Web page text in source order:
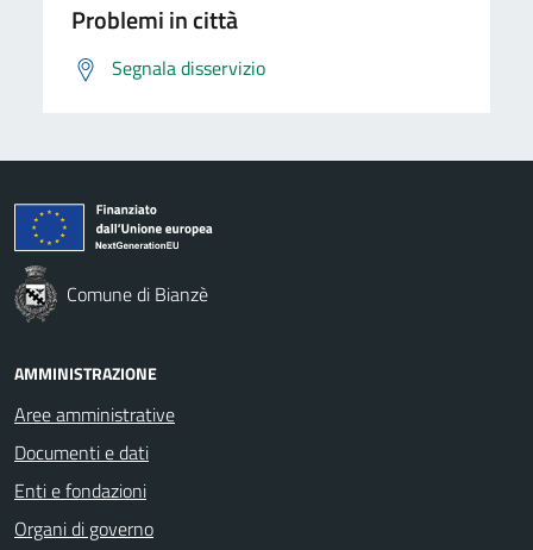
Problemi in città
Segnala disservizio
Comune di Bianzè
AMMINISTRAZIONE
Aree amministrative
Documenti e dati
Enti e fondazioni
Organi di governo